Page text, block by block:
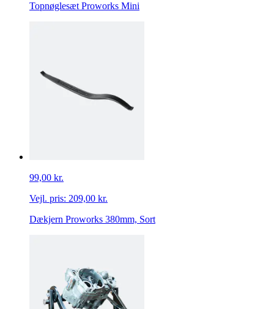
Topnøglesæt Proworks Mini
99,00 kr.
Vejl. pris: 209,00 kr.
Dækjern Proworks 380mm, Sort